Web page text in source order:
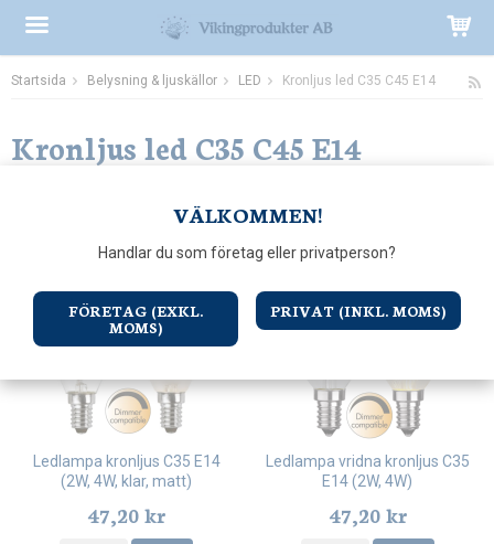
VÄLKOMMEN!
Handlar du som företag eller privatperson?
FÖRETAG (EXKL.
MOMS)
PRIVAT (INKL. MOMS)
Startsida Belysning & ljuskällor LED Kronljus led C35 C45 E14
Kronljus led C35 C45 E14
Ledlampa kronljus C35 E14
(2W, 4W, klar, matt)
47,20 kr
Ledlampa vridna kronljus C35
E14 (2W, 4W)
47,20 kr